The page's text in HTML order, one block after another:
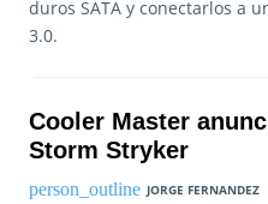
duros SATA y conectarlos a
3.0.
Cooler Master
Storm Stryker
JORGE FERNANDEZ